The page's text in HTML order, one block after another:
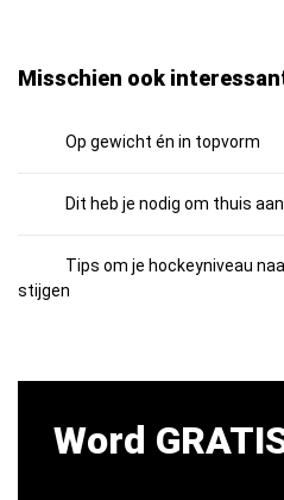
Misschien ook
Op gewicht én in topvorm
Dit heb je nodig om thuis
Tips om je hockeyniveau
stijgen
Word